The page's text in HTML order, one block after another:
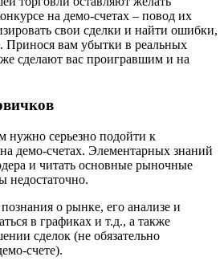
на демо-счетах – повод их
свои сделки и найти ошибки,
Принося вам убытки в реальных
сделают вас проигравшим и на
серьезно подойти к
демо-счетах. Элементарных знаний
и читать основные рыночные
недостаточно.
о рынке, его анализе и
в графиках и т.д., а также
сделок (не обязательно
счете).